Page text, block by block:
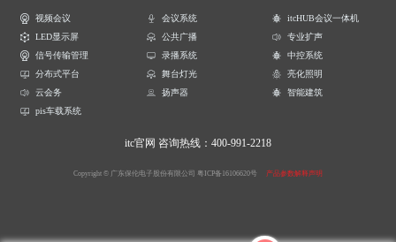
视频会议 会议系统
itcHUB会议一体机
LED显示屏
公共广播
专业扩声
信号传输管理
录播系统
中控系统
分布式平台
舞台灯光
亮化照明
云会务
扬声器
智能建筑
pis车载系统
itc官网 咨询热线：400-991-2218
Copyright © 广东保伦电子股份有限公司 粤ICP备16106620号 产品参数解释声明